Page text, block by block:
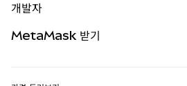
무기한 선물
실물자산
개발자
MetaMask 받기